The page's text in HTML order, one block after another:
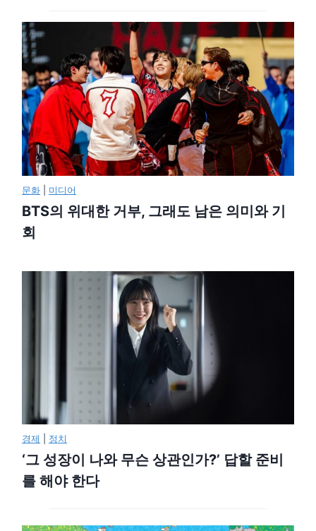
문화 미디어
BTS의 위대한 거부, 그래도 남은 의미와 기
회
경제 정치
‘그 성장이 나와 무슨 상관인가?’ 답할 준비
를 해야 한다